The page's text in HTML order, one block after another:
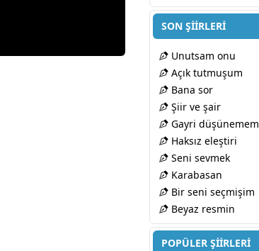
SON ŞİİRLERİ
Unutsam onu
Açık tutmuşum
Bana sor
Şiir ve şair
Gayri düşünemem
Haksız eleştiri
Seni sevmek
Karabasan
Bir seni seçmişim
Beyaz resmin
POPÜLER ŞİİRLERİ